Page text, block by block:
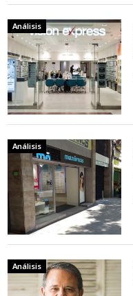
Análisis
Análisis
Análisis